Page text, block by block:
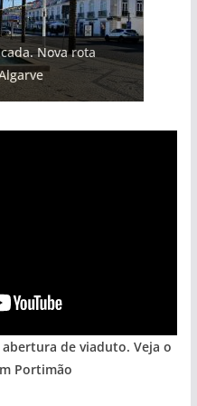
Nova rota
de 108
de dois
de praias e põem
(com vídeo)
do
vídeo)
que cresceu
abertura de viaduto. Veja o
Portimão